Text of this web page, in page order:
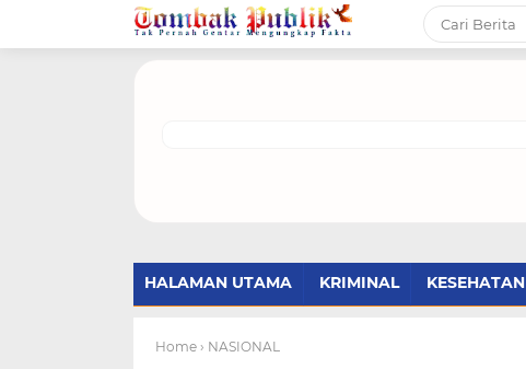
HALAMAN UTAMA KRIMINAL KESEHATAN
Home › NASIONAL